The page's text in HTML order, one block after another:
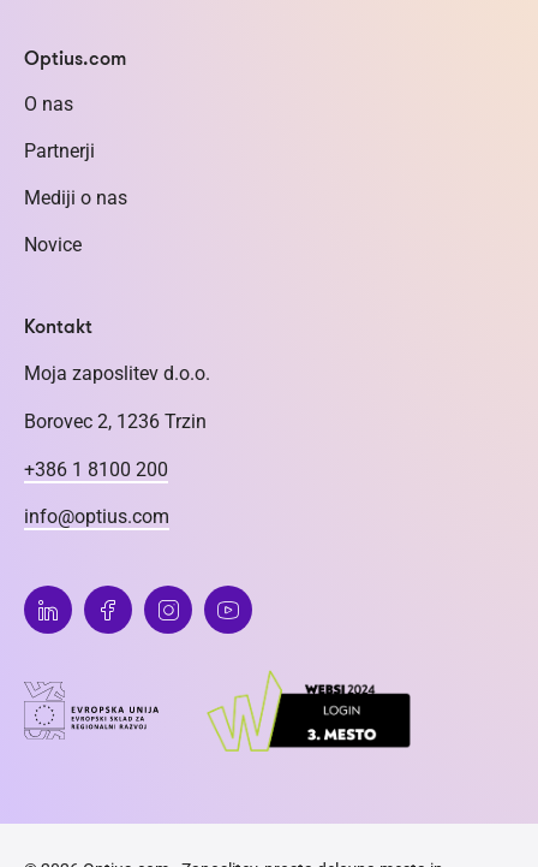
Optius.com
O nas
Partnerji
Mediji o nas
Novice
Kontakt
Moja zaposlitev d.o.o.
Borovec 2, 1236 Trzin
+386 1 8100 200
info@optius.com